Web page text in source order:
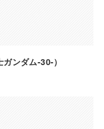
ンダム-30-）